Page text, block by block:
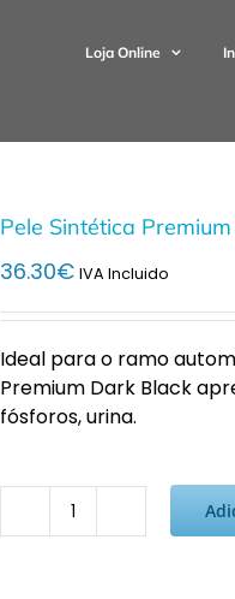
Loja Online
Pele Sintética
36.30€ IVA Incluido
Ideal para o ramo
Premium Dark Black
fósforos, urina.
Quantidade